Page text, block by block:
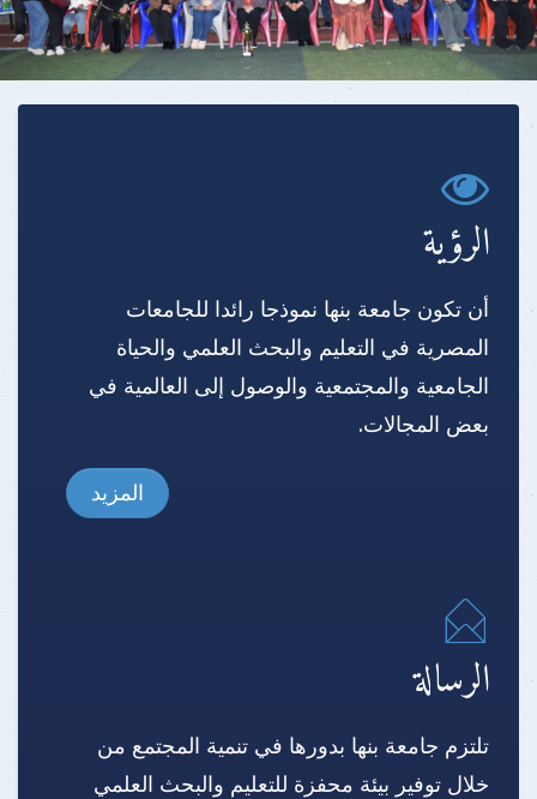
الرؤية
أن تكون جامعة بنها نموذجا رائدا للجامعات
المصرية في التعليم والبحث العلمي والحياة
الجامعية والمجتمعية والوصول إلى العالمية في
بعض المجالات.
المزيد
الرسالة
تلتزم جامعة بنها بدورها في تنمية المجتمع من
خلال توفير بيئة محفزة للتعليم والبحث العلمي